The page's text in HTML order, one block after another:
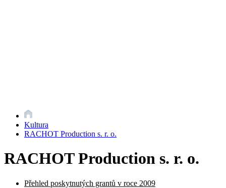
Kultura
RACHOT Production s. r. o.
RACHOT Production s. r. o.
Přehled poskytnutých grantů v roce 2009